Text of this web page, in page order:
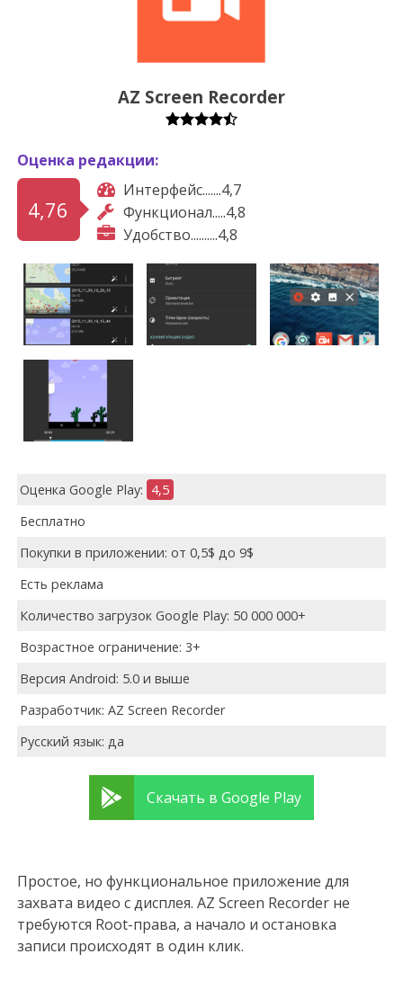
AZ Screen Recorder
Оценка редакции:
4,76
Интерфейс.......4,7
Функционал.....4,8
Удобство..........4,8
Оценка Google Play: 4,5
Бесплатно
Покупки в приложении: от 0,5$ до 9$
Есть реклама
Количество загрузок Google Play: 50 000 000+
Возрастное ограничение: 3+
Версия Android: 5.0 и выше
Разработчик: AZ Screen Recorder
Русский язык: да
Скачать в Google Play
Простое, но функциональное приложение для
захвата видео с дисплея. AZ Screen Recorder не
требуются Root-права, а начало и остановка
записи происходят в один клик.